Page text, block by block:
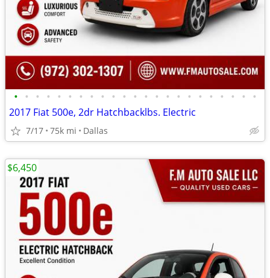
• • • • • • • • • • • • • • • • • • • • • • •
2017 Fiat 500e, 2dr Hatchbacklbs. Electric
7/17 75k mi Dallas
$6,450